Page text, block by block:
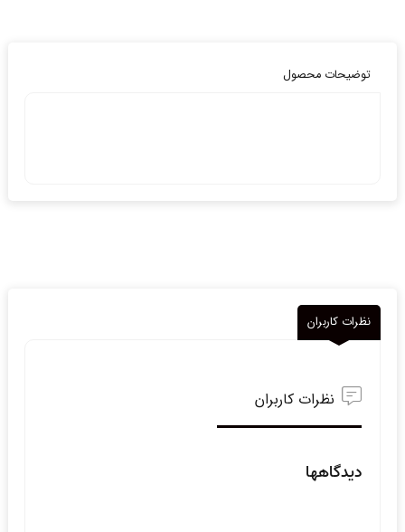
توضیحات محصول
نظرات کاربران
نظرات کاربران
دیدگاهها